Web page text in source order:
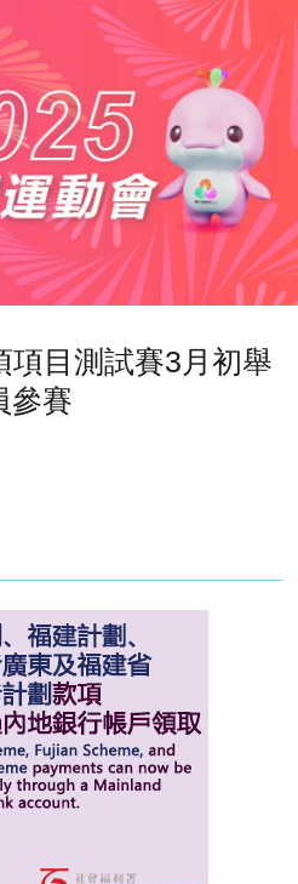
項目測試賽3月初舉
參賽